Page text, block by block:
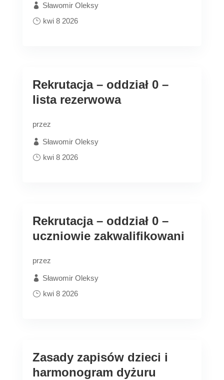
Sławomir Oleksy
kwi 8 2026
Rekrutacja – oddział 0 –
lista rezerwowa
przez
Sławomir Oleksy
kwi 8 2026
Rekrutacja – oddział 0 –
uczniowie zakwalifikowani
przez
Sławomir Oleksy
kwi 8 2026
Zasady zapisów dzieci i
harmonogram dyżuru